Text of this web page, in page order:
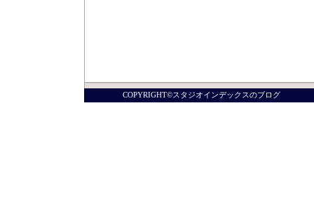
COPYRIGHT©スタジオインデックスのブログ